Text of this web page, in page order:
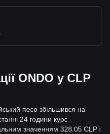
ONDO у CLP
песо збільшився на
24 години курс
значенням 328.05 CLP і